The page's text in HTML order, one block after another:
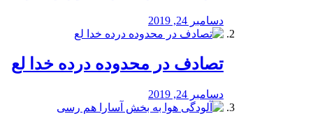
دسامبر 24, 2019
تصادف در محدوده درده خدا لع
دسامبر 24, 2019